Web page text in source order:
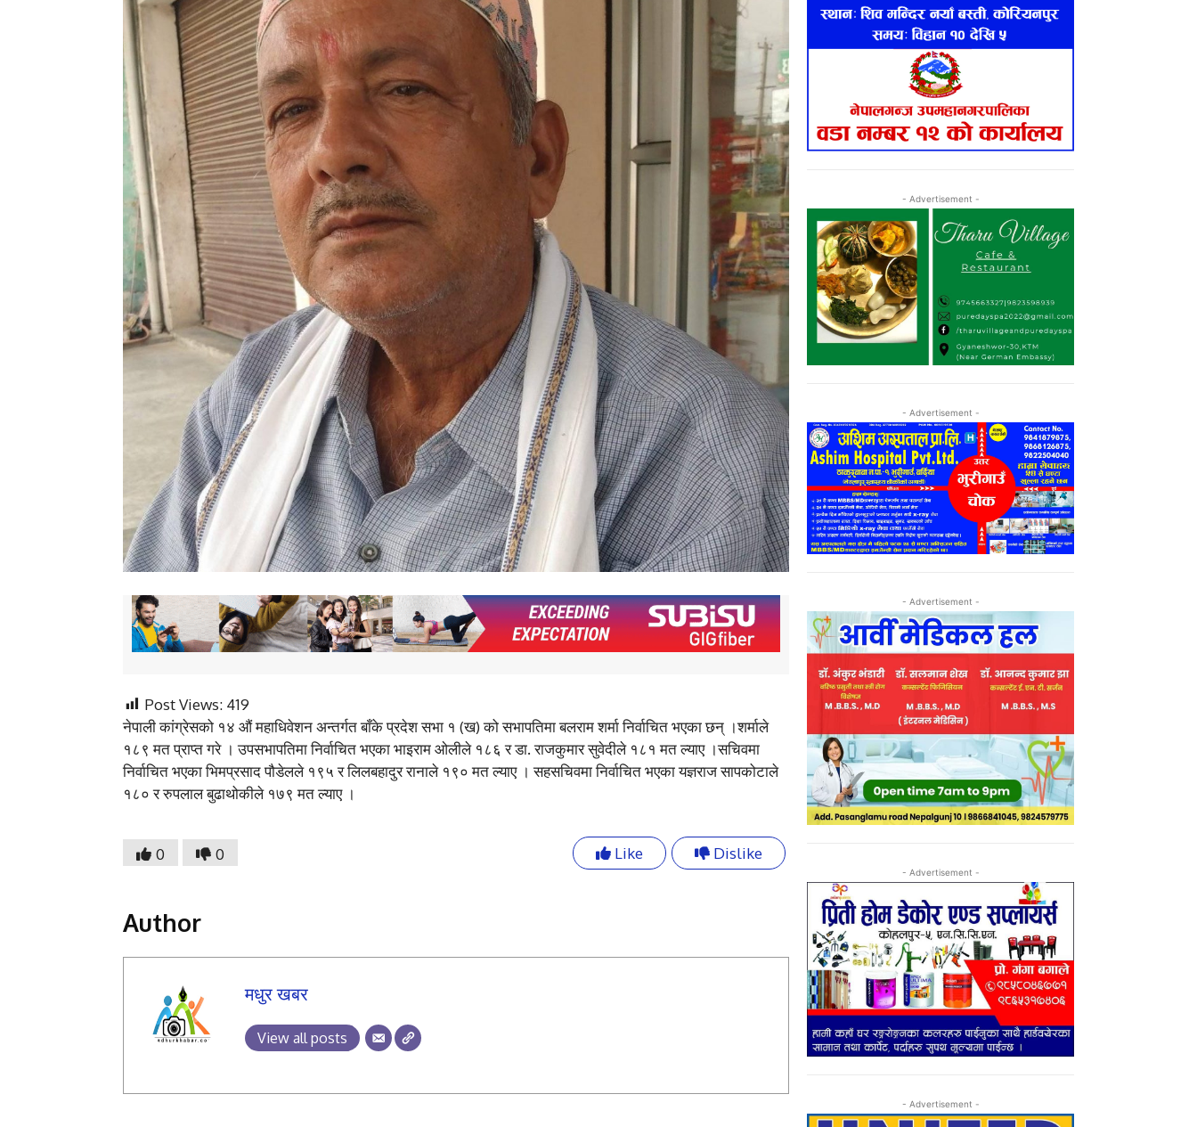
Post Views: 419
नेपाली कांग्रेसको १४ औं महाधिवेशन अन्तर्गत बाँके प्रदेश सभा १ (ख) को सभापतिमा बलराम शर्मा निर्वाचित भएका छन् ।शर्माले
१८९ मत प्राप्त गरे । उपसभापतिमा निर्वाचित भएका भाइराम ओलीले १८६ र डा. राजकुमार सुवेदीले १८१ मत ल्याए ।सचिवमा
निर्वाचित भएका भिमप्रसाद पौडेलले १९५ र लिलबहादुर रानाले १९० मत ल्याए । सहसचिवमा निर्वाचित भएका यज्ञराज सापकोटाले
१८० र रुपलाल बुढाथोकीले १७९ मत ल्याए ।
0 0 Like Dislike
Author
मधुर खबर
View all posts
- Advertisement -
- Advertisement -
- Advertisement -
- Advertisement -
- Advertisement -